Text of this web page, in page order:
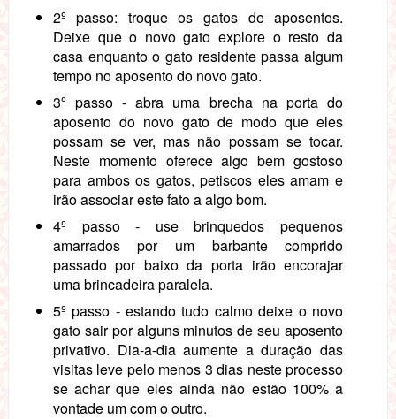
2º passo: troque os gatos de aposentos.
Deixe que o novo gato explore o resto da
casa enquanto o gato residente passa algum
tempo no aposento do novo gato.
3º passo - abra uma brecha na porta do
aposento do novo gato de modo que eles
possam se ver, mas não possam se tocar.
Neste momento oferece algo bem gostoso
para ambos os gatos, petiscos eles amam e
irão associar este fato a algo bom.
4º passo - use brinquedos pequenos
amarrados por um barbante comprido
passado por baixo da porta irão encorajar
uma brincadeira paralela.
5º passo - estando tudo calmo deixe o novo
gato sair por alguns minutos de seu aposento
privativo. Dia-a-dia aumente a duração das
visitas leve pelo menos 3 dias neste processo
se achar que eles ainda não estão 100% a
vontade um com o outro.